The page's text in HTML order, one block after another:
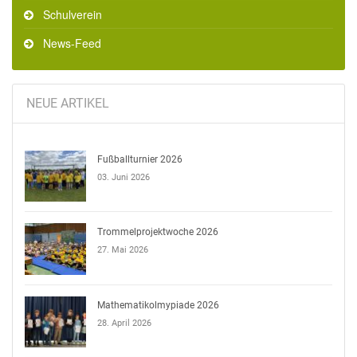
Schulverein
News-Feed
NEUE ARTIKEL
Fußballturnier 2026
03. Juni 2026
Trommelprojektwoche 2026
27. Mai 2026
Mathematikolmypiade 2026
28. April 2026